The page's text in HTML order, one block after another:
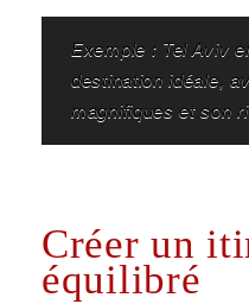
Exemple : Tel Aviv
destination idéale,
magnifiques et son
Créer un
équilibré